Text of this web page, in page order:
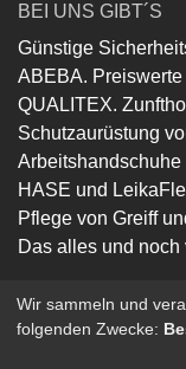
BEI UNS GIBT´S
Günstige
ABEBA.
QUALITEX.
Schutzaurüstung
Arbeitshandschuhe
HASE und
Pflege von Greiff
Das alles und noch
Copyright ©
Wir sammeln und
folgenden Zwecke: